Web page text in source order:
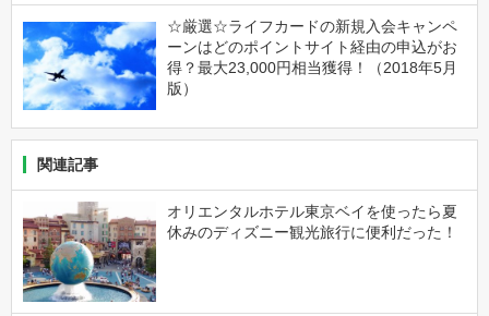
☆厳選☆ライフカードの新規入会キャンペ
ーンはどのポイントサイト経由の申込がお
得？最大23,000円相当獲得！（2018年5月
版）
関連記事
オリエンタルホテル東京ベイを使ったら夏
休みのディズニー観光旅行に便利だった！